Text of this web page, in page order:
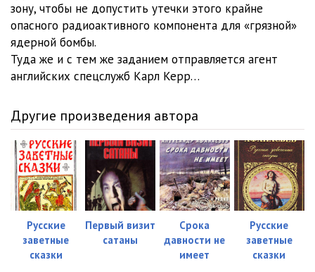
зону, чтобы не допустить утечки этого крайне
опасного радиоактивного компонента для «грязной»
ядерной бомбы.
Туда же и с тем же заданием отправляется агент
английских спецслужб Карл Керр…
Другие произведения автора
Русские
заветные
сказки
Первый визит
сатаны
Срока
давности не
имеет
Русские
заветные
сказки